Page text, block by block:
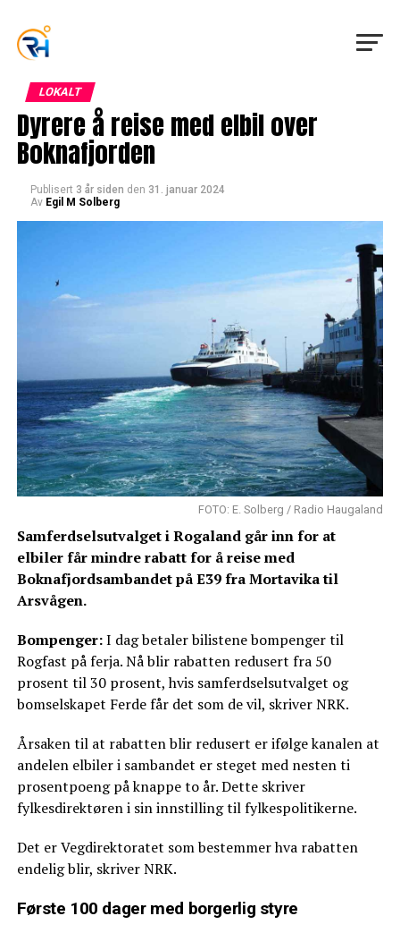
LOKALT
Dyrere å reise med elbil over
Boknafjorden
Publisert 3 år siden den 31. januar 2024
Av Egil M Solberg
FOTO: E. Solberg / Radio Haugaland
Samferdselsutvalget i Rogaland går inn for at
elbiler får mindre rabatt for å reise med
Boknafjordsambandet på E39 fra Mortavika til
Arsvågen.
Bompenger:I dag betaler bilistene bompenger til
Rogfast på ferja. Nå blir rabatten redusert fra 50
prosent til 30 prosent, hvis samferdselsutvalget og
bomselskapet Ferde får det som de vil, skriver NRK.
Årsaken til at rabatten blir redusert er ifølge kanalen at
andelen elbiler i sambandet er steget med nesten ti
prosentpoeng på knappe to år. Dette skriver
fylkesdirektøren i sin innstilling til fylkespolitikerne.
Det er Vegdirektoratet som bestemmer hva rabatten
endelig blir, skriver NRK.
Første 100 dager med borgerlig styre